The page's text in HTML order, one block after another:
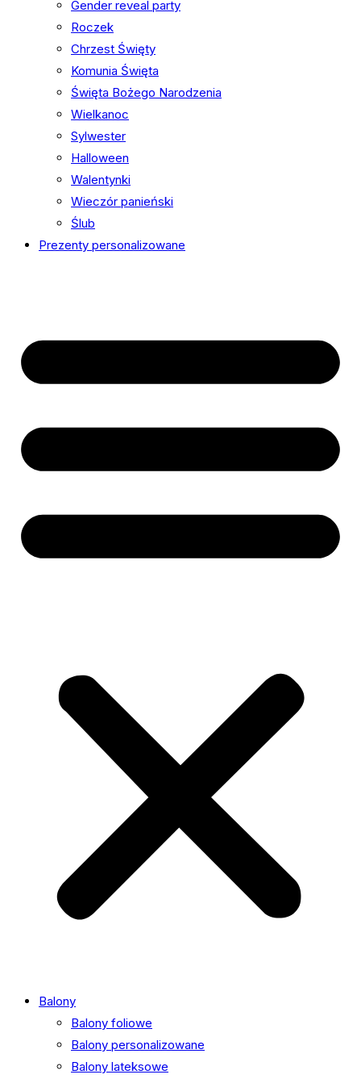
Gender reveal party
Roczek
Chrzest Święty
Komunia Święta
Święta Bożego Narodzenia
Wielkanoc
Sylwester
Halloween
Walentynki
Wieczór panieński
Ślub
Prezenty personalizowane
Balony
Balony foliowe
Balony personalizowane
Balony lateksowe